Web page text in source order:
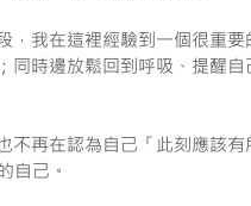
，我在這裡經驗到一個很重
同時邊放鬆回到呼吸、提醒
再在認為自己「此刻應該有
自己。